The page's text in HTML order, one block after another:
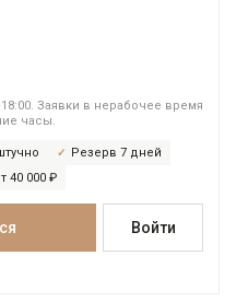
Заявки в нерабочее время
часы.
Резерв 7 дней
40 000 ₽
Войти